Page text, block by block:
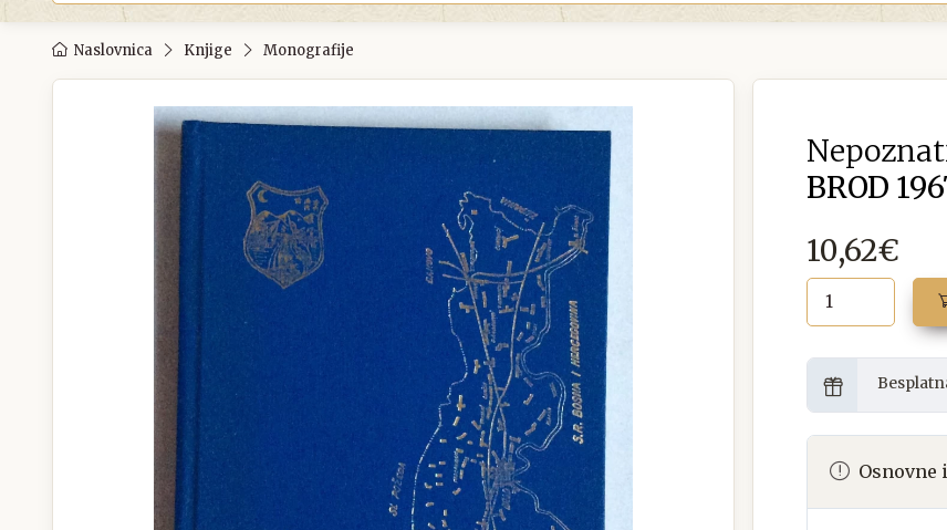
Naslovnica Knjige Monografije
BROD
10,62€
Osnovne